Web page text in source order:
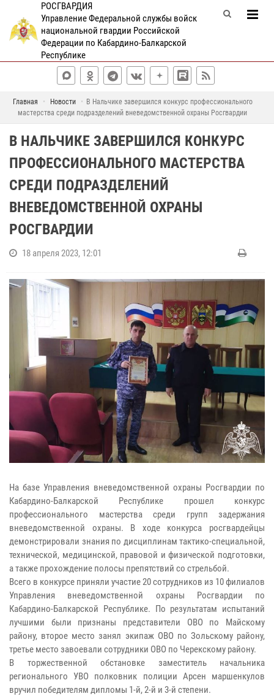
РОСГВАРДИЯ
Управление Федеральной службы войск
национальной гвардии Российской
Федерации по Кабардино-Балкарской
Республике
Главная Новости
В Нальчике завершился конкурс профессионального
мастерства среди подразделений вневедомственной охраны Росгвардии
В НАЛЬЧИКЕ ЗАВЕРШИЛСЯ КОНКУРС
ПРОФЕССИОНАЛЬНОГО МАСТЕРСТВА
СРЕДИ ПОДРАЗДЕЛЕНИЙ
ВНЕВЕДОМСТВЕННОЙ ОХРАНЫ
РОСГВАРДИИ
18 апреля 2023, 12:01
На базе Управления вневедомственной охраны Росгвардии по
Кабардино-Балкарской Республике прошел конкурс
профессионального мастерства среди групп задержания
вневедомственной охраны. В ходе конкурса росгвардейцы
демонстрировали знания по дисциплинам тактико-специальной,
технической, медицинской, правовой и физической подготовки,
а также прохождение полосы препятствий со стрельбой.
Всего в конкурсе приняли участие 20 сотрудников из 10 филиалов
Управления вневедомственной охраны Росгвардии по
Кабардино-Балкарской Республике. По результатам испытаний
лучшими были признаны представители ОВО по Майскому
району, второе место занял экипаж ОВО по Зольскому району,
третье место завоевали сотрудники ОВО по Черекскому району.
В торжественной обстановке заместитель начальника
регионального УВО полковник полиции Арсен маршенкулов
вручил победителям дипломы 1-й, 2-й и 3-й степени.